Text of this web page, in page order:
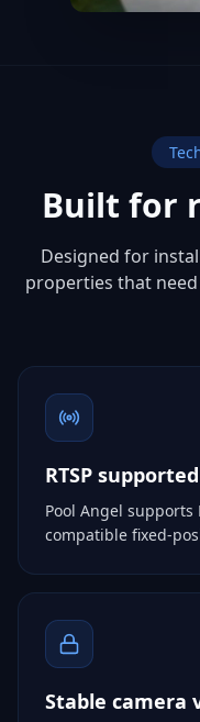
Built for
Designed for
properties that
RTSP supported
Pool Angel supports
compatible fixed-
Stable camera